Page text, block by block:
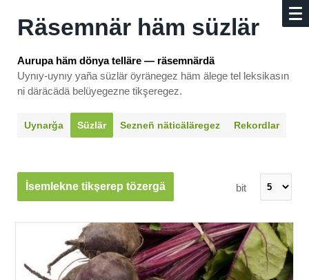
Räsemnär häm süzlär
Aurupa häm dönya telläre — räsemnärdä
Uynıy-uynıy yaña süzlär öyränegez häm älege tel leksikasın
ni däräcädä belüyegezne tikşeregez.
Uynarğa Süzlär Sezneñ näti­cäläregez Rekordlar
İsemlekne tikşerep tözergä bit